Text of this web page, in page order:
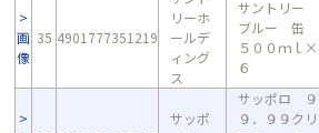
画
像
35 4901777351219
リーホ
ールデ
ィング
ス
サントリー
ブルー 缶
５００ｍｌ×
６
サッポ
サッポロ ９
９．９９クリ